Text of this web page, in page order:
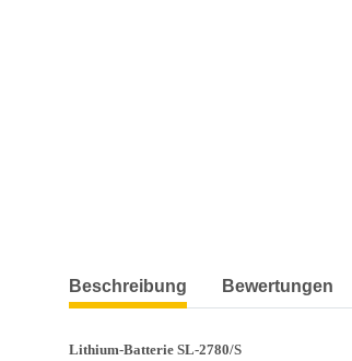
weitere Registerkarten anzeigen
Beschreibung Bewertungen
Lithium-Batterie SL-2780/S